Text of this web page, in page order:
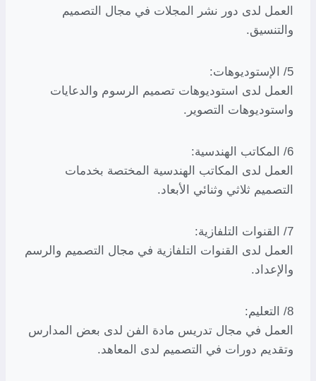
العمل لدى دور نشر المجلات في مجال التصميم
والتنسيق.
5/ الإستوديوهات:
العمل لدى استوديوهات تصميم الرسوم والدعايات
واستوديوهات التصوير.
6/ المكاتب الهندسية:
العمل لدى المكاتب الهندسية المختصة بخدمات
التصميم ثلاثي وثنائي الأبعاد.
7/ القنوات التلفازية:
العمل لدى القنوات التلفازية في مجال التصميم والرسم
والإعداد.
8/ التعليم:
العمل في مجال تدريس مادة الفن لدى بعض المدارس
وتقديم دورات في التصميم لدى المعاهد.